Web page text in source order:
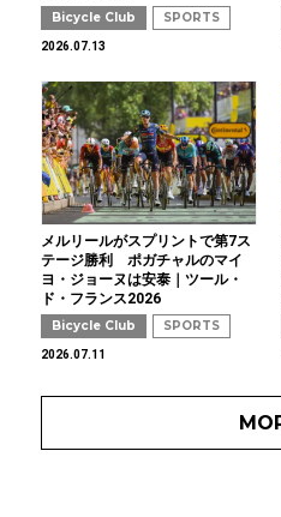
Bicycle Club SPORTS
2026.07.13
メルリールがスプリントで第7ス
テージ勝利 ポガチャルのマイ
ヨ・ジョーヌは安泰｜ツール・
ド・フランス2026
Bicycle Club SPORTS
2026.07.11